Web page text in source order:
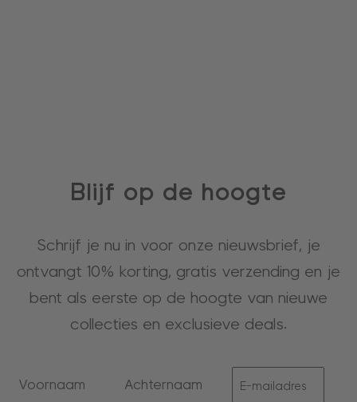
Blijf op de hoogte
Schrijf je nu in voor onze nieuwsbrief, je
ontvangt 10% korting, gratis verzending en je
bent als eerste op de hoogte van nieuwe
collecties en exclusieve deals.